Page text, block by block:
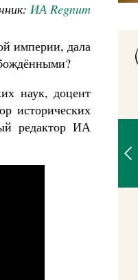
ИА Regnum
империи, дала
наук, доцент
исторических
редактор ИА